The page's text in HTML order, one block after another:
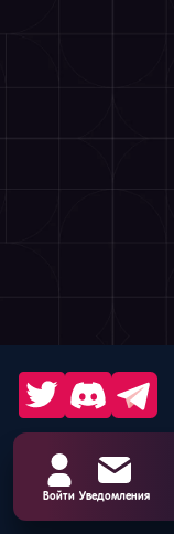
Войти Уведомления